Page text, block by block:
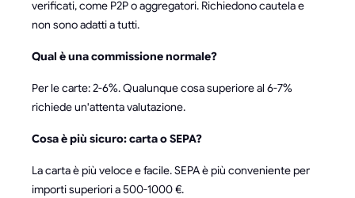
verificati, come P2P o aggregatori. Richiedono cautela e
non sono adatti a tutti.
Qual è una commissione normale?
Per le carte: 2-6%. Qualunque cosa superiore al 6-7%
richiede un'attenta valutazione.
Cosa è più sicuro: carta o SEPA?
La carta è più veloce e facile. SEPA è più conveniente per
importi superiori a 500-1000 €.